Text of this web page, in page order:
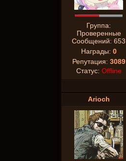
Группа:
Проверенные
Сообщений: 653
Награды: 0
Репутация: 3089
Статус: Offline
Arioch